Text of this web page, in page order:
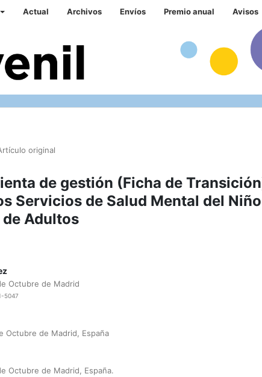
Actual Archivos Envíos Premio anual Avisos
original
de gestión (Ficha de
Servicios de Salud Mental del
Adultos
Octubre de Madrid
5047
Octubre de Madrid, España
Octubre de Madrid, España.